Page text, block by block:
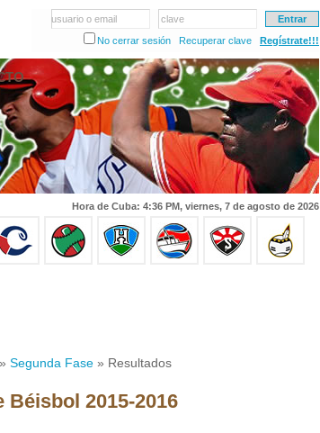
usuario o email
clave
No cerrar sesión
Recuperar clave Regístrate!!!
Hora de Cuba: 4:36 PM, viernes, 7 de agosto de 2026
» Segunda Fase » Resultados
Béisbol 2015-2016